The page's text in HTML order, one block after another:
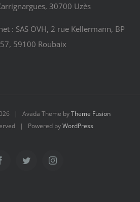
30700 Uzès
: SAS OVH, 2 rue Kellermann, BP
59100 Roubaix
| Avada Theme byTheme Fusion
| Powered byWordPress
Twitter Instagram